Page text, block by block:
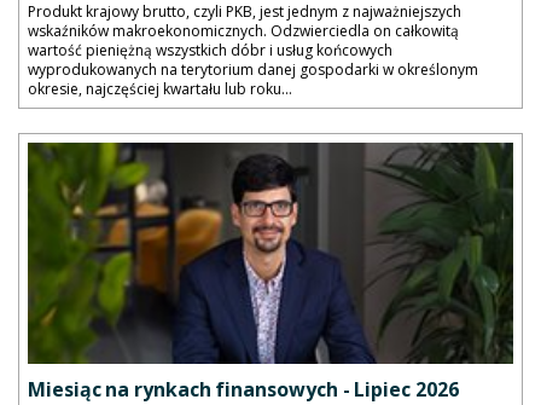
Produkt krajowy brutto, czyli PKB, jest jednym z najważniejszych
wskaźników makroekonomicznych. Odzwierciedla on całkowitą
wartość pieniężną wszystkich dóbr i usług końcowych
wyprodukowanych na terytorium danej gospodarki w określonym
okresie, najczęściej kwartału lub roku...
Miesiąc na rynkach finansowych - Lipiec 2026